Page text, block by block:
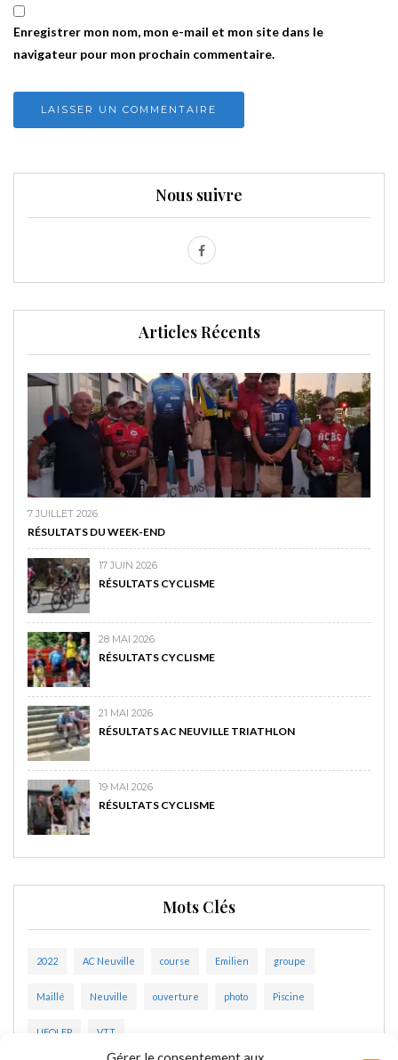
Enregistrer mon nom, mon e-mail et mon site dans le
navigateur pour mon prochain commentaire.
Nous suivre
Articles Récents
7 JUILLET 2026
RÉSULTATS DU WEEK-END
17 JUIN 2026
RÉSULTATS CYCLISME
28 MAI 2026
RÉSULTATS CYCLISME
21 MAI 2026
RÉSULTATS AC NEUVILLE TRIATHLON
19 MAI 2026
RÉSULTATS CYCLISME
Mots Clés
2022 AC Neuville course Emilien groupe
Maillé Neuville ouverture photo Piscine
UFOLEP VTT